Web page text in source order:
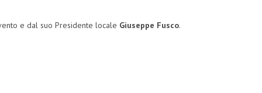
e dal suo Presidente locale Giuseppe Fusco.